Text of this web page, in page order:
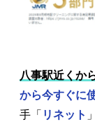
八事駅近くか
から今すぐに
手「 リネット